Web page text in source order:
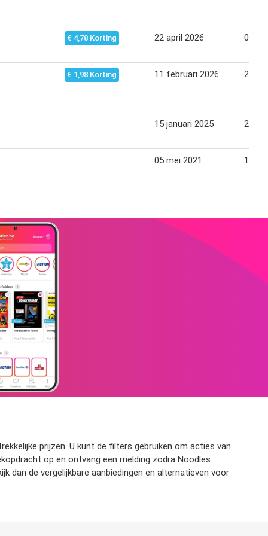
€ 4,78 Korting 22 april 2026 05
€ 1,98 Korting 11 februari 2026 24
15 januari 2025 28
05 mei 2021 18
prijzen. U kunt de filters gebruiken om acties van
op en ontvang een melding zodra Noodles
de vergelijkbare aanbiedingen en alternatieven voor